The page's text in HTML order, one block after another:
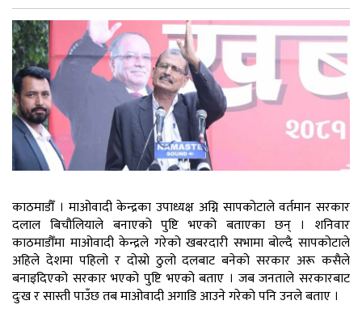
काठमाडौँ । माओवादी केन्द्रका उपाध्यक्ष अग्नि सापकोटाले वर्तमान सरकार
दलाल बिचौलियाले बनाएको पुष्टि भएको बताएका छन् । शनिवार
काठमाडौँमा माओवादी केन्द्रले गरेको खबरदारी सभामा बोल्दै सापकोटाले
अहिले देशमा पहिलो र दोस्रो ठुलो दलबाट बनेको सरकार अरू कसैले
बनाइदिएको सरकार भएको पुष्टि भएको बताए । जब जनताले सरकारबाट
दुःख र सास्ती पाउँछ तब माओवादी अगाडि आउने गरेको पनि उनले बताए ।